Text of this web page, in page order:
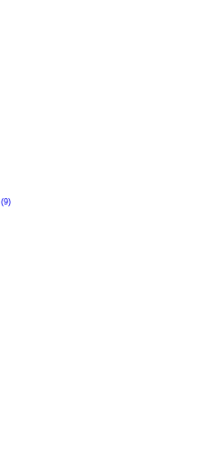
(9)